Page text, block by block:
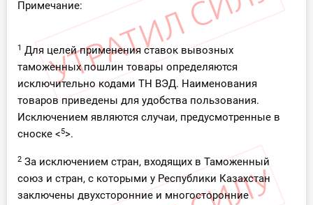
Примечание:
1 Для целей применения ставок вывозных
таможенных пошлин товары определяются
исключительно кодами ТН ВЭД. Наименования
товаров приведены для удобства пользования.
Исключением являются случаи, предусмотренные в
сноске <5>.
2 За исключением стран, входящих в Таможенный
союз и стран, с которыми у Республики Казахстан
заключены двухсторонние и многосторонние